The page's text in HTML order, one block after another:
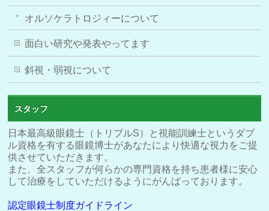
オルソケラトロジィーについて
面白い研究や発表やってます
斜視・弱視について
スタッフ
日本最高級眼鏡士（トリプルS）と視能訓練士というダブ
ル資格を有する眼鏡博士があなたにより快適な視力をご提
供させていただきます。
また、全スタッフが何らかの専門資格を持ち患者様に安心
して治療をしていただけるようにがんばっております。
認定眼鏡士制度ガイドライン